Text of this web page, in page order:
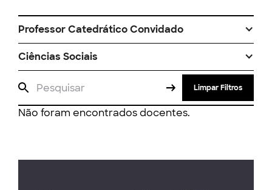
Professor Catedrático Convidado
Ciências Sociais
Limpar Filtros
Não foram encontrados docentes.